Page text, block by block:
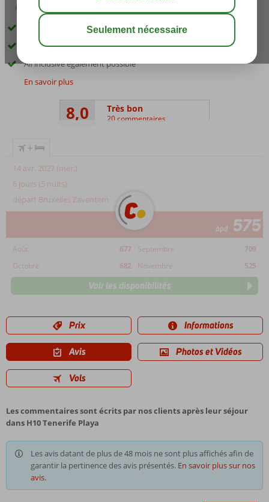
04:20 sauver
Excellent emplacement à Puerto de la Cruz
2 piscines, 1 pataugeoire
All inclusive également possible
En savoir plus
8,0 Très bon
20 commentaires
+
14 avr. 2027 (mer.)
6 jours (5 nuits)
départ Bruxelles Zaventem
àpd 575
Août 677 Septembre
709
Octobre
682 Novembre 525
Voir les disponibilités
Prix Informations
Avis Photos et Vidéos
Vols
Les commentaires sont écrits par nos clients après leur séjour
dans H10 Tenerife Playa
Les avis datant de plus de 48 mois ne sont plus affichés afin de
garantir la pertinence des avis présentés. En savoir plus sur nos
avis.